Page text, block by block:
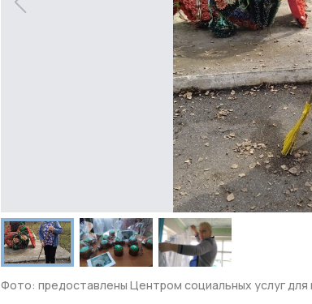
Фото: предоставлены Центром социальных услуг для